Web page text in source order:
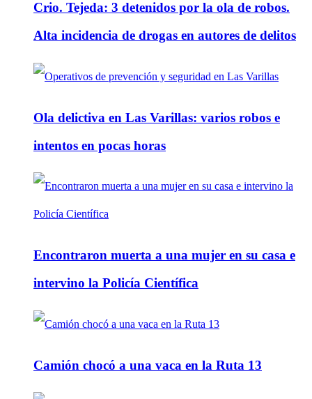
Crio. Tejeda: 3 detenidos por la ola de robos.
Alta incidencia de drogas en autores de delitos
Ola delictiva en Las Varillas: varios robos e
intentos en pocas horas
Encontraron muerta a una mujer en su casa e
intervino la Policía Científica
Camión chocó a una vaca en la Ruta 13